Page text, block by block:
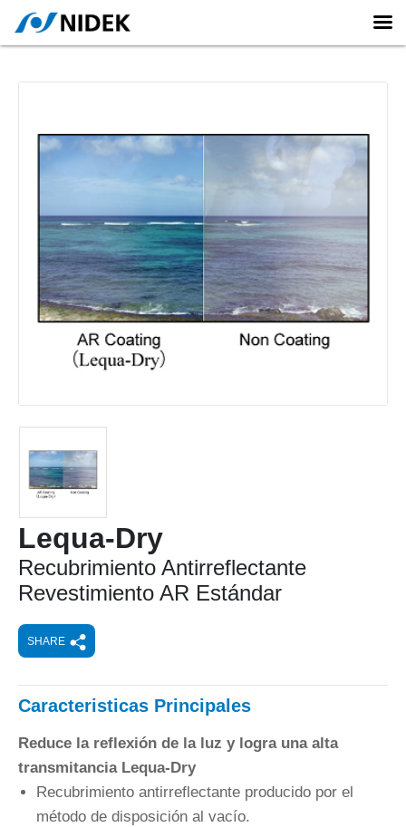
Lequa-Dry
Recubrimiento Antirreflectante
Revestimiento AR Estándar
SHARE
Caracteristicas Principales
Reduce la reflexión de la luz y logra una alta
transmitancia Lequa-Dry
Recubrimiento antirreflectante producido por el
método de disposición al vacío.